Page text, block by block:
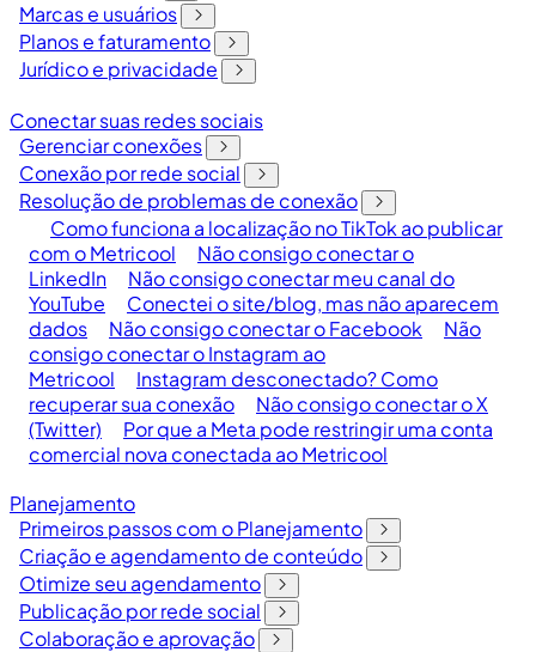
Marcas e usuários
Planos e faturamento
Jurídico e privacidade
Conectar suas redes sociais
Gerenciar conexões
Conexão por rede social
Resolução de problemas de conexão
Como funciona a localização no TikTok ao publicar
com o Metricool
Não consigo conectar o
LinkedIn
Não consigo conectar meu canal do
YouTube
Conectei o site/blog, mas não aparecem
dados
Não consigo conectar o Facebook
Não
consigo conectar o Instagram ao
Metricool
Instagram desconectado? Como
recuperar sua conexão
Não consigo conectar o X
(Twitter)
Por que a Meta pode restringir uma conta
comercial nova conectada ao Metricool
Planejamento
Primeiros passos com o Planejamento
Criação e agendamento de conteúdo
Otimize seu agendamento
Publicação por rede social
Colaboração e aprovação